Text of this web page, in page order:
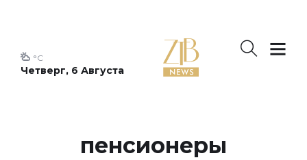
Четверг, 6 Августа
°C
пенсионеры